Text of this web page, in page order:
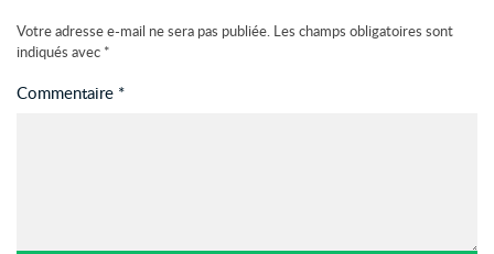
Votre adresse e-mail ne sera pas publiée. Les champs obligatoires sont
indiqués avec *
Commentaire *